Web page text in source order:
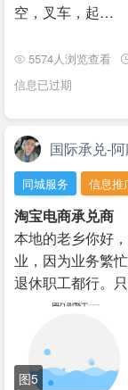
空，叉车，起…
5574人浏览查看
信息已过期
国际承兑-
同城服务 信息推
淘宝电商承兑商
本地的老乡你好
业，因为业务繁
退休职工都行。
图5